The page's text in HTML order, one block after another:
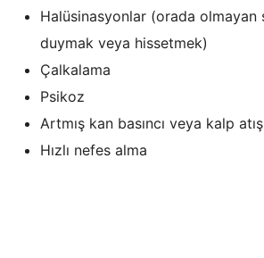
Halüsinasyonlar (orada olmayan
duymak veya hissetmek)
Çalkalama
Psikoz
Artmış kan basıncı veya kalp atış
Hızlı nefes alma